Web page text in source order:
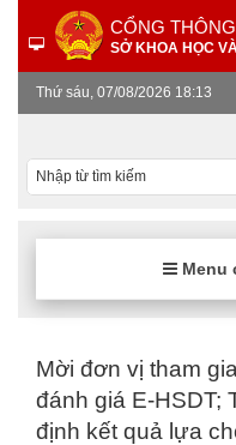
CỔNG
SỞ KHOA HỌC
Thứ sáu, 07/08/2026 18:13
Menu
Mời đơn vị tham
đánh giá E-HSDT;
định kết quả lựa